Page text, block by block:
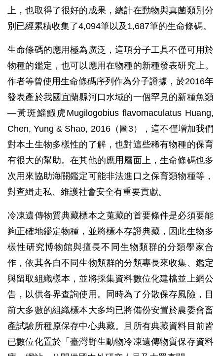
上，也取得了很好的成果，總計在動物與真菌類別分
別已經累積收集了4,094筆以及1,687筆的生命條碼。
生命條碼的應用極為廣泛，這項分子工具不僅可用於
物種的鑑定，也可以應用在物種的新種發表研究上。
作者等曾使用生命條碼序列作為分子證據，於2016年
發表產於我國宜蘭縣河口水域的一個罕見的新種魚類
—黃斑鯔鰕虎Mugilogobius flavomaculatus Huang,
Chen, Yung & Shao, 2016（圖3），這不僅增加我們
對本土生物多樣性的了解，也對這些稀有物種的保育
有很大的幫助。在其他的應用層面上，生命條碼也多
次用來協助海關鑑定可能非法進口之保育類物種等，
對查緝走私、維護社會安全有重要貢獻。
冷凍遺傳物質典藏標本之蒐藏的首要條件是必須要能
夠正確地鑑定物種，並將標本存證典藏，因此生物多
樣性研究博物館與擅長不同生物類群的分類學家合
作，依其各自不同生物類群的分類專長來收集、鑑定
與留取組織樣本，並將採集資料數位化建檔並上網公
告，以供各界查詢使用。同時為了分散保存風險，目
前大多數的組織標本大多均已將備份安置於農委會畜
產試驗所種原保存中心典藏。且所有典藏資料目前皆
已數位化置於「臺灣野生動物冷凍遺傳物質保存資料